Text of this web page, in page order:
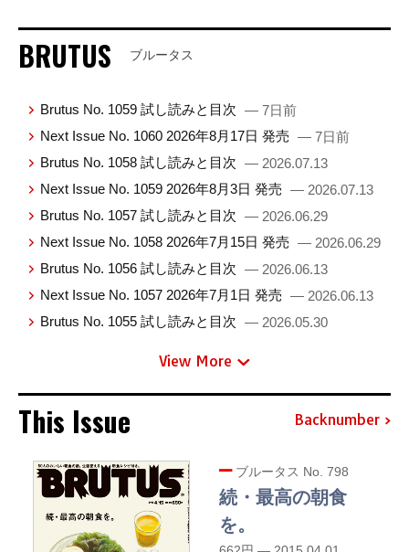
BRUTUS ブルータス
Brutus No. 1059 試し読みと目次 — 7日前
Next Issue No. 1060 2026年8月17日 発売 — 7日前
Brutus No. 1058 試し読みと目次 — 2026.07.13
Next Issue No. 1059 2026年8月3日 発売 — 2026.07.13
Brutus No. 1057 試し読みと目次 — 2026.06.29
Next Issue No. 1058 2026年7月15日 発売 — 2026.06.29
Brutus No. 1056 試し読みと目次 — 2026.06.13
Next Issue No. 1057 2026年7月1日 発売 — 2026.06.13
Brutus No. 1055 試し読みと目次 — 2026.05.30
View More
This Issue Backnumber
ブルータス No. 798
続・最高の朝食
を。